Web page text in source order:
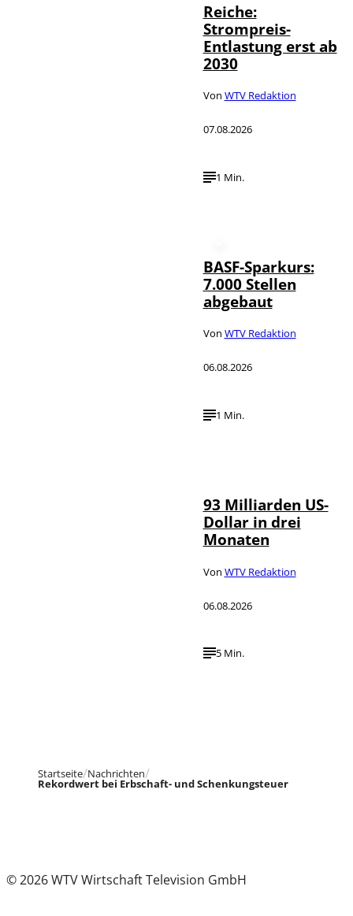
Reiche:
Strompreis-
Entlastung erst ab
2030
Von WTV Redaktion
07.08.2026
1 Min.
BASF-Sparkurs:
7.000 Stellen
abgebaut
Von WTV Redaktion
06.08.2026
1 Min.
93 Milliarden US-
Dollar in drei
Monaten
Von WTV Redaktion
06.08.2026
5 Min.
Startseite Nachrichten
Rekordwert bei Erbschaft- und Schenkungsteuer
© 2026 WTV Wirtschaft Television GmbH